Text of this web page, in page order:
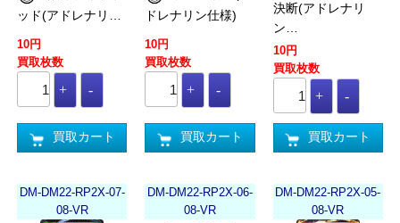
ッド(アドレナリ…
10円
買取枚数
買取カート
ドレナリン仕様)
10円
買取枚数
買取カート
決断(アドレナリ
ン…
10円
買取枚数
買取カート
DM-DM22-RP2X-07-
08-VR
DM-DM22-RP2X-06-
08-VR
DM-DM22-RP2X-05-
08-VR